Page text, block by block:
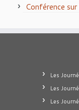
Conférence
Les
Les
Les